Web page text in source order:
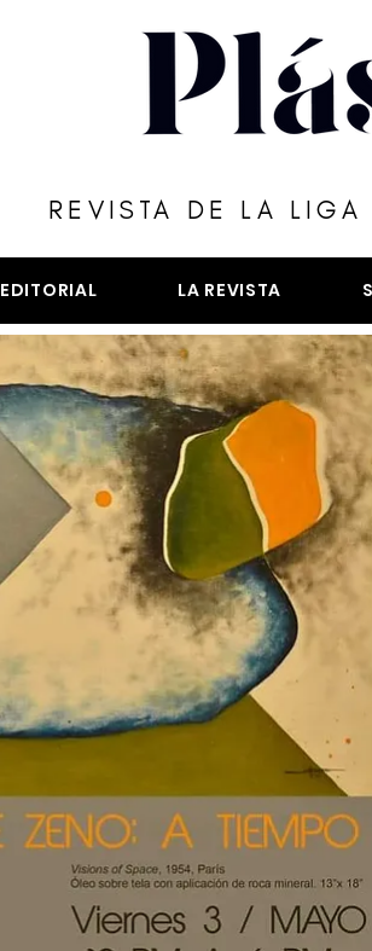
REVISTA DE LA
EDITORIAL LA REVISTA